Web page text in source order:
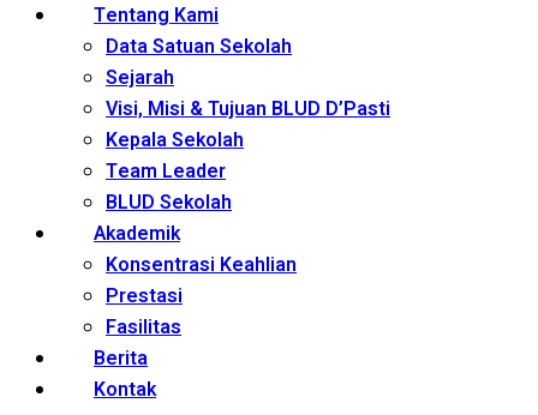
Tentang Kami
Data Satuan Sekolah
Sejarah
Visi, Misi & Tujuan BLUD D’Pasti
Kepala Sekolah
Team Leader
BLUD Sekolah
Akademik
Konsentrasi Keahlian
Prestasi
Fasilitas
Berita
Kontak